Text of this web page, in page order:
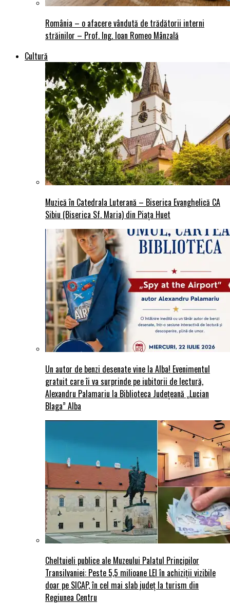
România – o afacere vândută de trădătorii interni
străinilor – Prof. Ing. Ioan Romeo Mânzală
Cultură
Muzică în Catedrala Luterană – Biserica Evanghelică CA
Sibiu (Biserica Sf. Maria) din Piaţa Huet
Un autor de benzi desenate vine la Alba! Evenimentul
gratuit care îi va surprinde pe iubitorii de lectură,
Alexandru Palamariu la Biblioteca Județeană „Lucian
Blaga” Alba
Cheltuieli publice ale Muzeului Palatul Principilor
Transilvaniei: Peste 5,5 milioane LEI în achiziții vizibile
doar pe SICAP, în cel mai slab județ la turism din
Regiunea Centru